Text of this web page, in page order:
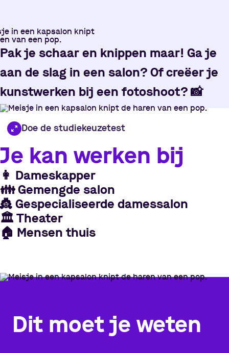
Pak je schaar en knippen maar! Ga je
aan de slag in een salon? Of creëer je
kunstwerken bij een fotoshoot? 📸
Doe de studiekeuzetest
Je kan werken bij
👩
Dameskapper
👪Gemengde salon
👸 Gespecialiseerde damessalon
🏛 Theater
🏠 Mensen thuis
Dit moet je weten